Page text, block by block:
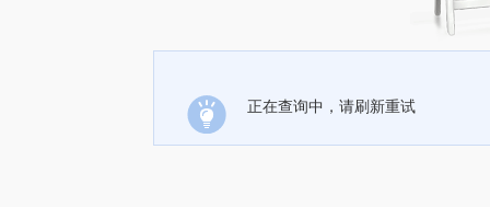
正在查询中，请刷新重试